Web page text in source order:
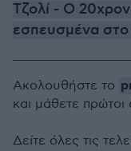
Τζολί - Ο
εσπευσμένα
Ακολουθήστε το
και μάθετε πρώτοι
Δείτε όλες τις